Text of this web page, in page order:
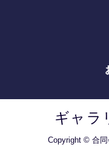
ギャラ
Copyright © 合